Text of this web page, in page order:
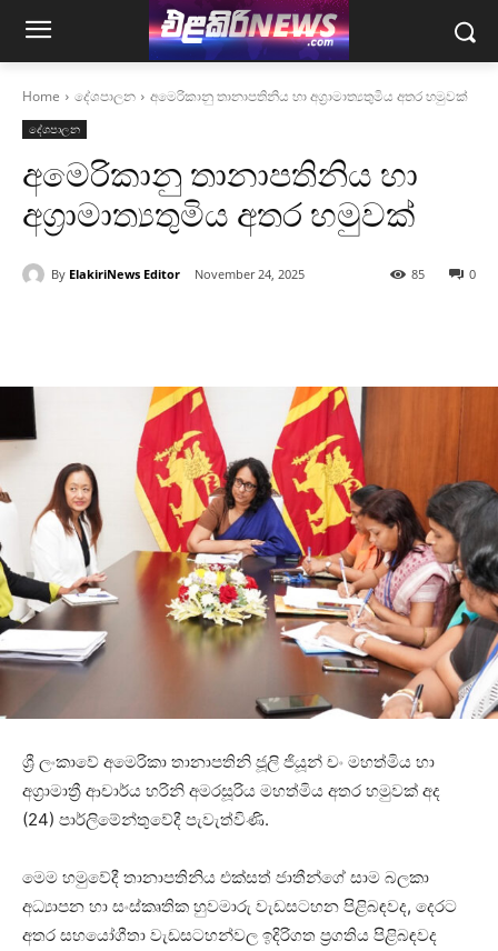
Home දේශපාලන අමෙරිකානු තානාපතිනිය හා අග්‍රාමාත්‍යතුමිය අතර හමුවක්
දේශපාලන
අමෙරිකානු තානාපතිනිය හා
අග්‍රාමාත්‍යතුමිය අතර හමුවක්
By ElakiriNews Editor November 24, 2025 0
85
ශ්‍රී ලංකාවේ අමෙරිකා තානාපතිනි ජූලි ජියූන් චං මහත්මිය හා
අග්‍රාමාත්‍රී ආචාර්ය හරිනි අමරසූරිය මහත්මිය අතර හමුවක් අද
(24) පාර්ලිමේන්තුවේදී පැවැත්විණි.
මෙම හමුවේදී තානාපතිනිය එක්සත් ජාතීන්ගේ සාම බලකා
අධ්‍යාපන හා සංස්කෘතික හුවමාරු වැඩසටහන පිළිබඳවද, දෙරට
අතර සහයෝගීතා වැඩසටහන්වල ඉදිරිගත ප්‍රගතිය පිළිබඳවද